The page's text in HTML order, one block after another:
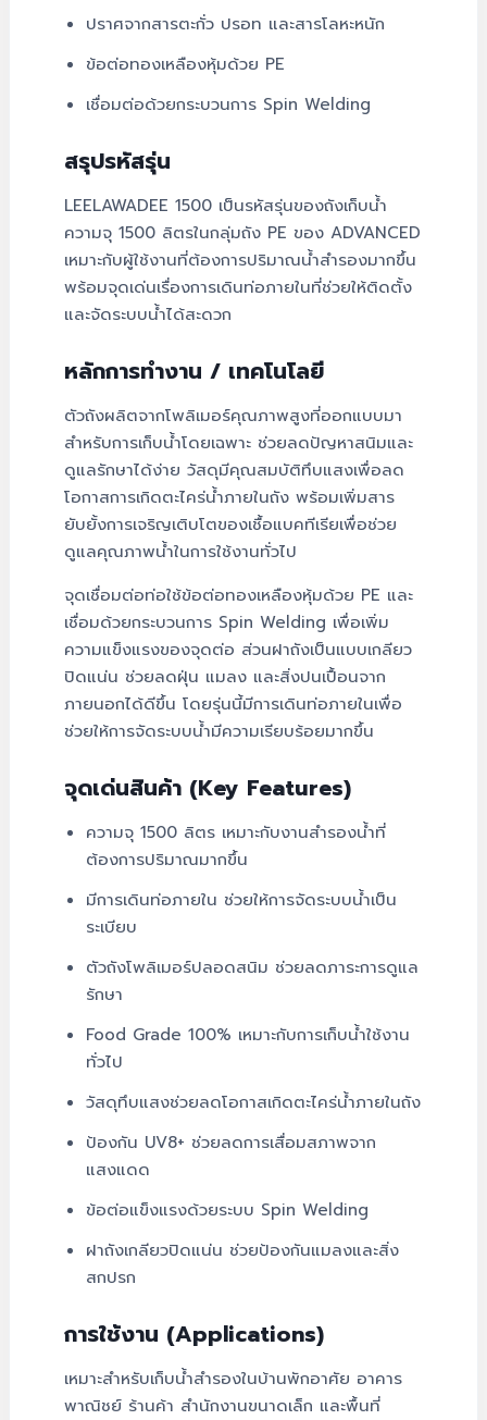
ปราศจากสารตะกั่ว ปรอท และสารโลหะหนัก
ข้อต่อทองเหลืองหุ้มด้วย PE
เชื่อมต่อด้วยกระบวนการ Spin Welding
สรุปรหัสรุ่น
LEELAWADEE 1500 เป็นรหัสรุ่นของถังเก็บน้ำ
ความจุ 1500 ลิตรในกลุ่มถัง PE ของ ADVANCED
เหมาะกับผู้ใช้งานที่ต้องการปริมาณน้ำสำรองมากขึ้น
พร้อมจุดเด่นเรื่องการเดินท่อภายในที่ช่วยให้ติดตั้ง
และจัดระบบน้ำได้สะดวก
หลักการทำงาน / เทคโนโลยี
ตัวถังผลิตจากโพลิเมอร์คุณภาพสูงที่ออกแบบมา
สำหรับการเก็บน้ำโดยเฉพาะ ช่วยลดปัญหาสนิมและ
ดูแลรักษาได้ง่าย วัสดุมีคุณสมบัติทึบแสงเพื่อลด
โอกาสการเกิดตะไคร่น้ำภายในถัง พร้อมเพิ่มสาร
ยับยั้งการเจริญเติบโตของเชื้อแบคทีเรียเพื่อช่วย
ดูแลคุณภาพน้ำในการใช้งานทั่วไป
จุดเชื่อมต่อท่อใช้ข้อต่อทองเหลืองหุ้มด้วย PE และ
เชื่อมด้วยกระบวนการ Spin Welding เพื่อเพิ่ม
ความแข็งแรงของจุดต่อ ส่วนฝาถังเป็นแบบเกลียว
ปิดแน่น ช่วยลดฝุ่น แมลง และสิ่งปนเปื้อนจาก
ภายนอกได้ดีขึ้น โดยรุ่นนี้มีการเดินท่อภายในเพื่อ
ช่วยให้การจัดระบบน้ำมีความเรียบร้อยมากขึ้น
จุดเด่นสินค้า (Key Features)
ความจุ 1500 ลิตร เหมาะกับงานสำรองน้ำที่
ต้องการปริมาณมากขึ้น
มีการเดินท่อภายใน ช่วยให้การจัดระบบน้ำเป็น
ระเบียบ
ตัวถังโพลิเมอร์ปลอดสนิม ช่วยลดภาระการดูแล
รักษา
Food Grade 100% เหมาะกับการเก็บน้ำใช้งาน
ทั่วไป
วัสดุทึบแสงช่วยลดโอกาสเกิดตะไคร่น้ำภายในถัง
ป้องกัน UV8+ ช่วยลดการเสื่อมสภาพจาก
แสงแดด
ข้อต่อแข็งแรงด้วยระบบ Spin Welding
ฝาถังเกลียวปิดแน่น ช่วยป้องกันแมลงและสิ่ง
สกปรก
การใช้งาน (Applications)
เหมาะสำหรับเก็บน้ำสำรองในบ้านพักอาศัย อาคาร
พาณิชย์ ร้านค้า สำนักงานขนาดเล็ก และพื้นที่